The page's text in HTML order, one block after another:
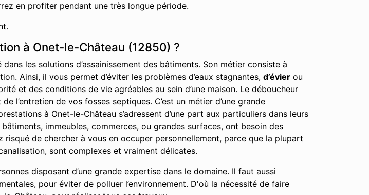
en profiter pendant une très longue période.
à Onet-le-Château (12850) ?
les solutions d’assainissement des bâtiments. Son métier consiste à
Ainsi, il vous permet d’éviter les problèmes d’eaux stagnantes, d’évier ou
et des conditions de vie agréables au sein d’une maison. Le déboucheur
l’entretien de vos fosses septiques. C’est un métier d’une grande
à Onet-le-Château s’adressent d’une part aux particuliers dans leurs
immeubles, commerces, ou grandes surfaces, ont besoin des
risqué de chercher à vous en occuper personnellement, parce que la plupart
sont complexes et vraiment délicates.
disposant d’une grande expertise dans le domaine. Il faut aussi
pour éviter de polluer l’environnement. D'où la nécessité de faire